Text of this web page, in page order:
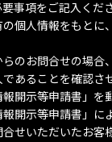
事項をご記入くださ
の個人情報をもとに
のお問合せの場合
あることを確認さ
報開示等申請書」を
報開示等申請書」
合せいただいたお客